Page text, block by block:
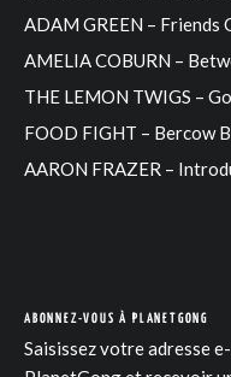
ADAM GREEN – Friends
AMELIA COBURN –
THE LEMON TWIGS –
FOOD FIGHT – Bercow
AARON FRAZER –
ABONNEZ-VOUS À PLANETGONG
Saisissez votre adresse